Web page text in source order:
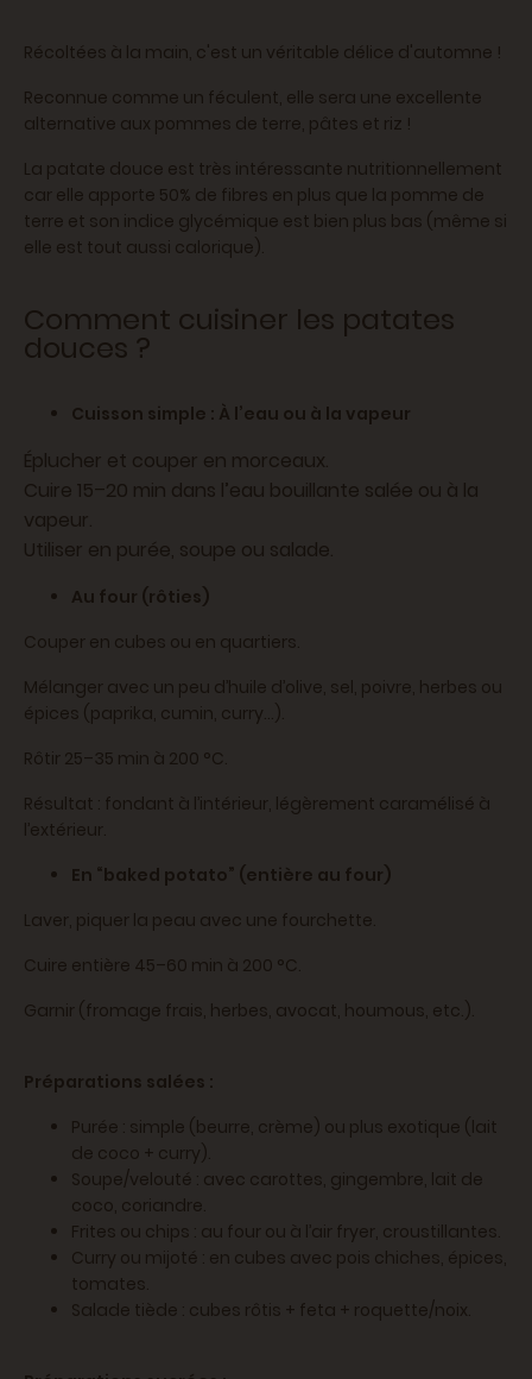
Récoltées à la main, c'est un véritable délice d'automne !
Reconnue comme un féculent, elle sera une excellente
alternative aux pommes de terre, pâtes et riz !
La patate douce est très intéressante nutritionnellement
car elle apporte 50% de fibres en plus que la pomme de
terre et son indice glycémique est bien plus bas (même si
elle est tout aussi calorique).
Comment cuisiner les patates
douces ?
Cuisson simple : À l’eau ou à la vapeur
Éplucher et couper en morceaux.
Cuire 15–20 min dans l’eau bouillante salée ou à la
vapeur.
Utiliser en purée, soupe ou salade.
Au four (rôties)
Couper en cubes ou en quartiers.
Mélanger avec un peu d’huile d’olive, sel, poivre, herbes ou
épices (paprika, cumin, curry…).
Rôtir 25–35 min à 200 °C.
Résultat : fondant à l’intérieur, légèrement caramélisé à
l’extérieur.
En “baked potato” (entière au four)
Laver, piquer la peau avec une fourchette.
Cuire entière 45–60 min à 200 °C.
Garnir (fromage frais, herbes, avocat, houmous, etc.).
Préparations salées :
Purée : simple (beurre, crème) ou plus exotique (lait
de coco + curry).
Soupe/velouté : avec carottes, gingembre, lait de
coco, coriandre.
Frites ou chips : au four ou à l’air fryer, croustillantes.
Curry ou mijoté : en cubes avec pois chiches, épices,
tomates.
Salade tiède : cubes rôtis + feta + roquette/noix.